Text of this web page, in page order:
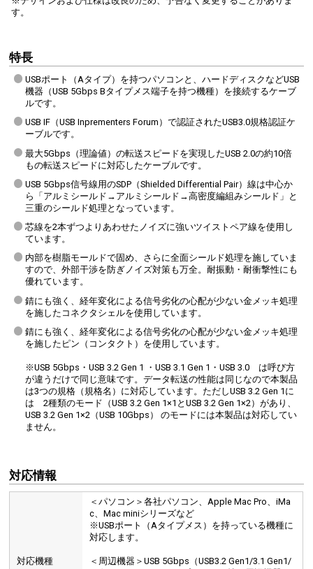
す。
特長
USBポート（Aタイプ）を持つパソコンと、ハードディスクなどUSB
機器（USB 5Gbps Bタイプメス端子を持つ機種）を接続するケーブ
ルです。
USB IF（USB Inprementers Forum）で認証されたUSB3.0規格認証ケ
ーブルです。
最大5Gbps（理論値）の転送スピードを実現したUSB 2.0の約10倍
もの転送スピードに対応したケーブルです。
USB 5Gbps信号線用のSDP（Shielded Differential Pair）線は中心か
ら「アルミシールド→アルミシールド→高密度編組みシールド」と
三重のシールド処理となっています。
芯線を2本ずつよりあわせたノイズに強いツイストペア線を使用し
ています。
内部を樹脂モールドで固め、さらに全面シールド処理を施していま
すので、外部干渉を防ぎノイズ対策も万全。耐振動・耐衝撃性にも
優れています。
錆にも強く、経年変化による信号劣化の心配が少ない金メッキ処理
を施したコネクタシェルを使用しています。
錆にも強く、経年変化による信号劣化の心配が少ない金メッキ処理
を施したピン（コンタクト）を使用しています。
※USB 5Gbps・USB 3.2 Gen 1 ・USB 3.1 Gen 1・USB 3.0 は呼び方
が違うだけで同じ意味です。データ転送の性能は同じなので本製品
は3つの規格（規格名）に対応しています。ただしUSB 3.2 Gen 1に
は 2種類のモード（USB 3.2 Gen 1×1とUSB 3.2 Gen 1×2）があり、
USB 3.2 Gen 1×2（USB 10Gbps） のモードには本製品は対応してい
ません。
対応情報
対応機種
＜パソコン＞各社パソコン、Apple Mac Pro、iMa
c、Mac miniシリーズなど
※USBポート（Aタイプメス）を持っている機種に
対応します。
＜周辺機器＞USB 5Gbps（USB3.2 Gen1/3.1 Gen1/